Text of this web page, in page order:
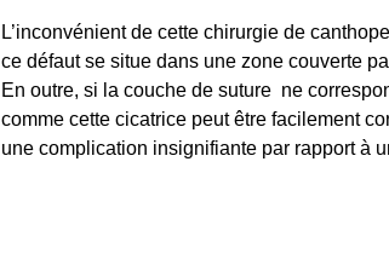
L’inconvénient de cette chirurgie de
ce défaut se situe dans une zone couverte
En outre, si la couche de suture ne
comme cette cicatrice peut être facilement
une complication insignifiante par rapport à